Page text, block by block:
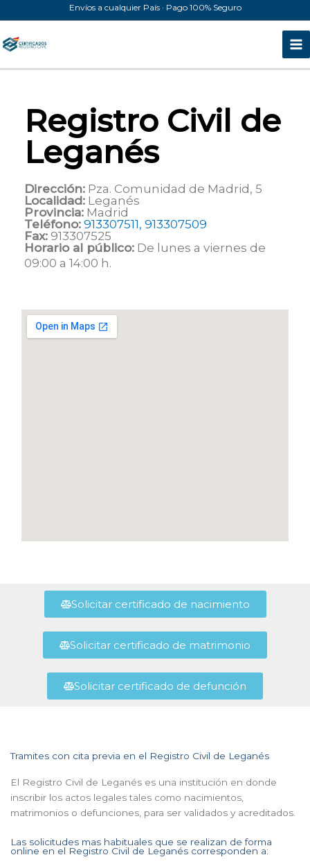
al
contenido
Envíos a cualquier País · Pago 100% Seguro
Registro Civil de
Leganés
Dirección: Pza. Comunidad de Madrid, 5
Localidad: Leganés
Provincia: Madrid
Teléfono: 913307511, 913307509
Fax: 913307525
Horario al público: De lunes a viernes de
09:00 a 14:00 h.
Solicitar certificado de nacimiento
Solicitar certificado de matrimonio
Solicitar certificado de defunción
Tramites con cita previa en el Registro Civil de Leganés
El Registro Civil de Leganés es una institución en donde
inscribir los actos legales tales como nacimientos,
matrimonios o defunciones, para ser validados y acreditados.
Las solicitudes mas habituales que se realizan de forma
online en el Registro Civil de Leganés corresponden a: